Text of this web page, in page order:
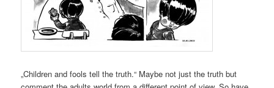
„Children and fools tell the truth.“ Maybe not just the truth but